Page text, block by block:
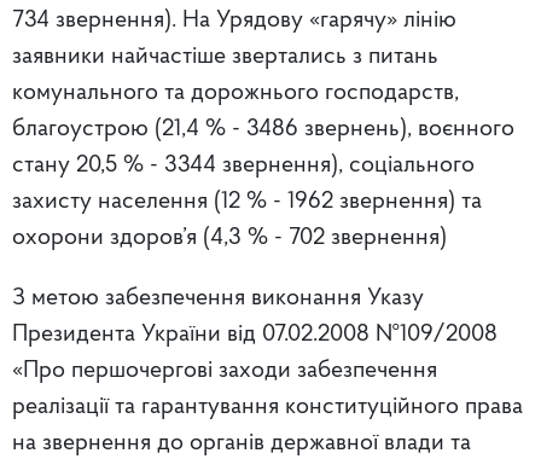
734 звернення). На Урядову «гарячу» лінію
заявники найчастіше звертались з питань
комунального та дорожнього господарств,
благоустрою (21,4 % - 3486 звернень), воєнного
стану 20,5 % - 3344 звернення), соціального
захисту населення (12 % - 1962 звернення) та
охорони здоров’я (4,3 % - 702 звернення)
З метою забезпечення виконання Указу
Президента України від 07.02.2008 №109/2008
«Про першочергові заходи забезпечення
реалізації та гарантування конституційного права
на звернення до органів державної влади та